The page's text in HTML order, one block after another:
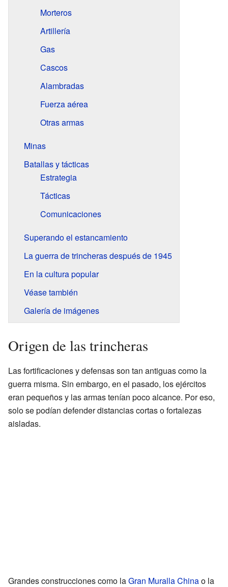
Morteros
Artillería
Gas
Cascos
Alambradas
Fuerza aérea
Otras armas
Minas
Batallas y tácticas
Estrategia
Tácticas
Comunicaciones
Superando el estancamiento
La guerra de trincheras después de 1945
En la cultura popular
Véase también
Galería de imágenes
Origen de las trincheras
Las fortificaciones y defensas son tan antiguas como la
guerra misma. Sin embargo, en el pasado, los ejércitos
eran pequeños y las armas tenían poco alcance. Por eso,
solo se podían defender distancias cortas o fortalezas
aisladas.
Grandes construcciones como laGran Muralla Chinao la